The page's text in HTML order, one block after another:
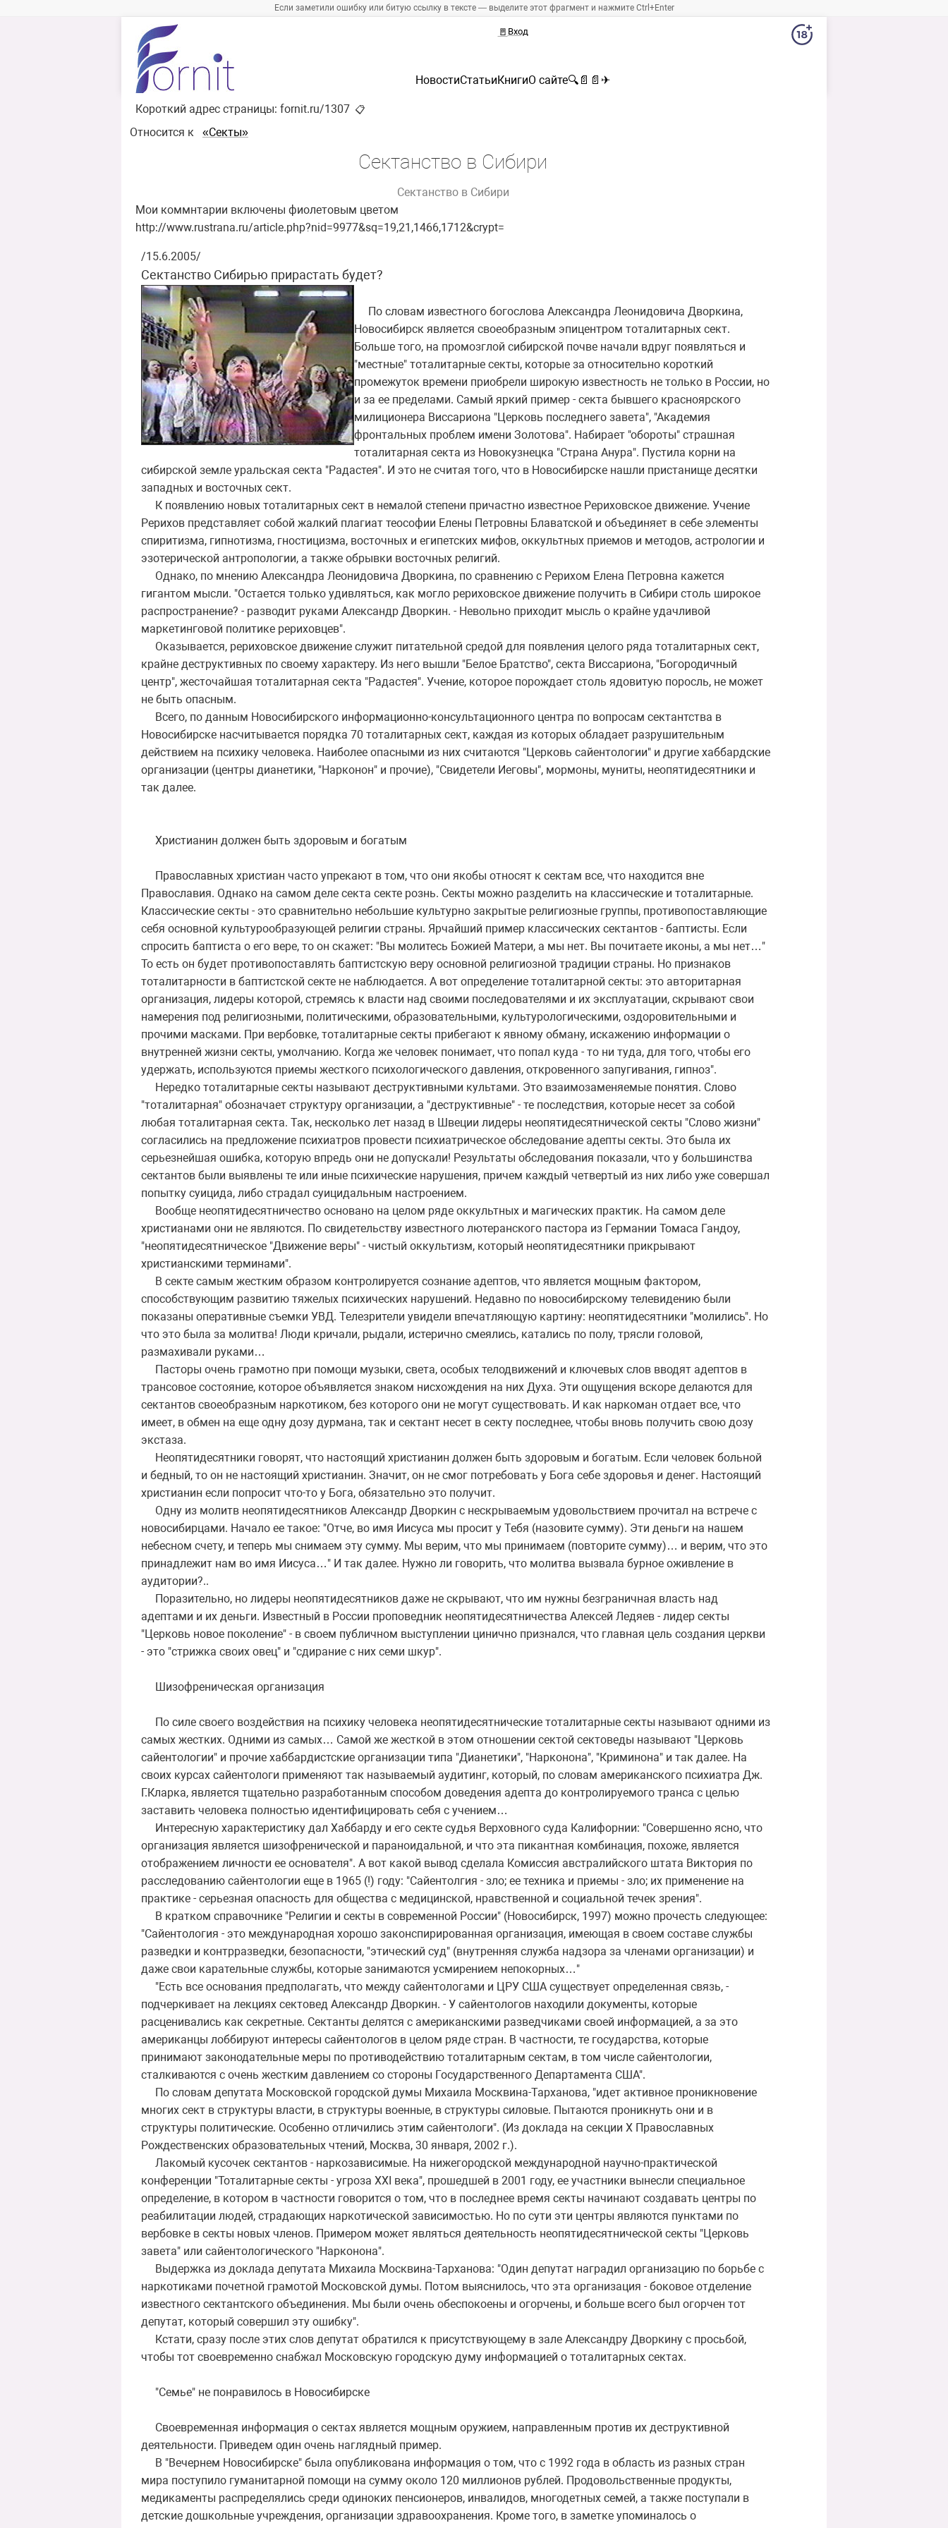
Если заметили ошибку или битую ссылку в тексте — выделите этот фрагмент и нажмите Ctrl+Enter
🚪 Вход
НовостиСтатьиКнигиО сайте🔍 📄 📄 ✈
Короткий адрес страницы: fornit.ru/1307 📋
Относится к «Секты»
Сектанство в Сибири
Сектанство в Сибири
Мои коммнтарии включены фиолетовым цветом
http://www.rustrana.ru/article.php?nid=9977&sq=19,21,1466,1712&crypt=
/15.6.2005/
Сектанство Сибирью прирастать будет?
По словам известного богослова Александра Леонидовича Дворкина,
Новосибирск является своеобразным эпицентром тоталитарных сект.
Больше того, на промозглой сибирской почве начали вдруг появляться и
"местные" тоталитарные секты, которые за относительно короткий
промежуток времени приобрели широкую известность не только в России, но
и за ее пределами. Самый яркий пример - секта бывшего красноярского
милиционера Виссариона "Церковь последнего завета", "Академия
фронтальных проблем имени Золотова". Набирает "обороты" страшная
тоталитарная секта из Новокузнецка "Страна Анура". Пустила корни на
сибирской земле уральская секта "Радастея". И это не считая того, что в Новосибирске нашли пристанище десятки
западных и восточных сект.
К появлению новых тоталитарных сект в немалой степени причастно известное Рериховское движение. Учение
Рерихов представляет собой жалкий плагиат теософии Елены Петровны Блаватской и объединяет в себе элементы
спиритизма, гипнотизма, гностицизма, восточных и египетских мифов, оккультных приемов и методов, астрологии и
эзотерической антропологии, а также обрывки восточных религий.
Однако, по мнению Александра Леонидовича Дворкина, по сравнению с Рерихом Елена Петровна кажется
гигантом мысли. "Остается только удивляться, как могло рериховское движение получить в Сибири столь широкое
распространение? - разводит руками Александр Дворкин. - Невольно приходит мысль о крайне удачливой
маркетинговой политике рериховцев".
Оказывается, рериховское движение служит питательной средой для появления целого ряда тоталитарных сект,
крайне деструктивных по своему характеру. Из него вышли "Белое Братство", секта Виссариона, "Богородичный
центр", жесточайшая тоталитарная секта "Радастея". Учение, которое порождает столь ядовитую поросль, не может
не быть опасным.
Всего, по данным Новосибирского информационно-консультационного центра по вопросам сектантства в
Новосибирске насчитывается порядка 70 тоталитарных сект, каждая из которых обладает разрушительным
действием на психику человека. Наиболее опасными из них считаются "Церковь сайентологии" и другие хаббардские
организации (центры дианетики, "Нарконон" и прочие), "Свидетели Иеговы", мормоны, муниты, неопятидесятники и
так далее.
Христианин должен быть здоровым и богатым
Православных христиан часто упрекают в том, что они якобы относят к сектам все, что находится вне
Православия. Однако на самом деле секта секте рознь. Секты можно разделить на классические и тоталитарные.
Классические секты - это сравнительно небольшие культурно закрытые религиозные группы, противопоставляющие
себя основной культурообразующей религии страны. Ярчайший пример классических сектантов - баптисты. Если
спросить баптиста о его вере, то он скажет: "Вы молитесь Божией Матери, а мы нет. Вы почитаете иконы, а мы нет…"
То есть он будет противопоставлять баптистскую веру основной религиозной традиции страны. Но признаков
тоталитарности в баптистской секте не наблюдается. А вот определение тоталитарной секты: это авторитарная
организация, лидеры которой, стремясь к власти над своими последователями и их эксплуатации, скрывают свои
намерения под религиозными, политическими, образовательными, культурологическими, оздоровительными и
прочими масками. При вербовке, тоталитарные секты прибегают к явному обману, искажению информации о
внутренней жизни секты, умолчанию. Когда же человек понимает, что попал куда - то ни туда, для того, чтобы его
удержать, используются приемы жесткого психологического давления, откровенного запугивания, гипноз".
Нередко тоталитарные секты называют деструктивными культами. Это взаимозаменяемые понятия. Слово
"тоталитарная" обозначает структуру организации, а "деструктивные" - те последствия, которые несет за собой
любая тоталитарная секта. Так, несколько лет назад в Швеции лидеры неопятидесятнической секты "Слово жизни"
согласились на предложение психиатров провести психиатрическое обследование адепты секты. Это была их
серьезнейшая ошибка, которую впредь они не допускали! Результаты обследования показали, что у большинства
сектантов были выявлены те или иные психические нарушения, причем каждый четвертый из них либо уже совершал
попытку суицида, либо страдал суицидальным настроением.
Вообще неопятидесятничество основано на целом ряде оккультных и магических практик. На самом деле
христианами они не являются. По свидетельству известного лютеранского пастора из Германии Томаса Гандоу,
"неопятидесятническое "Движение веры" - чистый оккультизм, который неопятидесятники прикрывают
христианскими терминами".
В секте самым жестким образом контролируется сознание адептов, что является мощным фактором,
способствующим развитию тяжелых психических нарушений. Недавно по новосибирскому телевидению были
показаны оперативные съемки УВД. Телезрители увидели впечатляющую картину: неопятидесятники "молились". Но
что это была за молитва! Люди кричали, рыдали, истерично смеялись, катались по полу, трясли головой,
размахивали руками…
Пасторы очень грамотно при помощи музыки, света, особых телодвижений и ключевых слов вводят адептов в
трансовое состояние, которое объявляется знаком нисхождения на них Духа. Эти ощущения вскоре делаются для
сектантов своеобразным наркотиком, без которого они не могут существовать. И как наркоман отдает все, что
имеет, в обмен на еще одну дозу дурмана, так и сектант несет в секту последнее, чтобы вновь получить свою дозу
экстаза.
Неопятидесятники говорят, что настоящий христианин должен быть здоровым и богатым. Если человек больной
и бедный, то он не настоящий христианин. Значит, он не смог потребовать у Бога себе здоровья и денег. Настоящий
христианин если попросит что-то у Бога, обязательно это получит.
Одну из молитв неопятидесятников Александр Дворкин с нескрываемым удовольствием прочитал на встрече с
новосибирцами. Начало ее такое: "Отче, во имя Иисуса мы просит у Тебя (назовите сумму). Эти деньги на нашем
небесном счету, и теперь мы снимаем эту сумму. Мы верим, что мы принимаем (повторите сумму)… и верим, что это
принадлежит нам во имя Иисуса…" И так далее. Нужно ли говорить, что молитва вызвала бурное оживление в
аудитории?..
Поразительно, но лидеры неопятидесятников даже не скрывают, что им нужны безграничная власть над
адептами и их деньги. Известный в России проповедник неопятидесятничества Алексей Ледяев - лидер секты
"Церковь новое поколение" - в своем публичном выступлении цинично признался, что главная цель создания церкви
- это "стрижка своих овец" и "сдирание с них семи шкур".
Шизофреническая организация
По силе своего воздействия на психику человека неопятидесятнические тоталитарные секты называют одними из
самых жестких. Одними из самых… Самой же жесткой в этом отношении сектой сектоведы называют "Церковь
сайентологии" и прочие хаббардистские организации типа "Дианетики", "Нарконона", "Криминона" и так далее. На
своих курсах сайентологи применяют так называемый аудитинг, который, по словам американского психиатра Дж.
Г.Кларка, является тщательно разработанным способом доведения адепта до контролируемого транса с целью
заставить человека полностью идентифицировать себя с учением…
Интересную характеристику дал Хаббарду и его секте судья Верховного суда Калифорнии: "Совершенно ясно, что
организация является шизофренической и параноидальной, и что эта пикантная комбинация, похоже, является
отображением личности ее основателя". А вот какой вывод сделала Комиссия австралийского штата Виктория по
расследованию сайентологии еще в 1965 (!) году: "Сайентолгия - зло; ее техника и приемы - зло; их применение на
практике - серьезная опасность для общества с медицинской, нравственной и социальной течек зрения".
В кратком справочнике "Религии и секты в современной России" (Новосибирск, 1997) можно прочесть следующее:
"Сайентология - это международная хорошо законспирированная организация, имеющая в своем составе службы
разведки и контрразведки, безопасности, "этический суд" (внутренняя служба надзора за членами организации) и
даже свои карательные службы, которые занимаются усмирением непокорных…"
"Есть все основания предполагать, что между сайентологами и ЦРУ США существует определенная связь, -
подчеркивает на лекциях сектовед Александр Дворкин. - У сайентологов находили документы, которые
расценивались как секретные. Сектанты делятся с американскими разведчиками своей информацией, а за это
американцы лоббируют интересы сайентологов в целом ряде стран. В частности, те государства, которые
принимают законодательные меры по противодействию тоталитарным сектам, в том числе сайентологии,
сталкиваются с очень жестким давлением со стороны Государственного Департамента США".
По словам депутата Московской городской думы Михаила Москвина-Тарханова, "идет активное проникновение
многих сект в структуры власти, в структуры военные, в структуры силовые. Пытаются проникнуть они и в
структуры политические. Особенно отличились этим сайентологи". (Из доклада на секции Х Православных
Рождественских образовательных чтений, Москва, 30 января, 2002 г.).
Лакомый кусочек сектантов - наркозависимые. На нижегородской международной научно-практической
конференции "Тоталитарные секты - угроза XXI века", прошедшей в 2001 году, ее участники вынесли специальное
определение, в котором в частности говорится о том, что в последнее время секты начинают создавать центры по
реабилитации людей, страдающих наркотической зависимостью. Но по сути эти центры являются пунктами по
вербовке в секты новых членов. Примером может являться деятельность неопятидесятнической секты "Церковь
завета" или сайентологического "Нарконона".
Выдержка из доклада депутата Михаила Москвина-Тарханова: "Один депутат наградил организацию по борьбе с
наркотиками почетной грамотой Московской думы. Потом выяснилось, что эта организация - боковое отделение
известного сектантского объединения. Мы были очень обеспокоены и огорчены, и больше всего был огорчен тот
депутат, который совершил эту ошибку".
Кстати, сразу после этих слов депутат обратился к присутствующему в зале Александру Дворкину с просьбой,
чтобы тот своевременно снабжал Московскую городскую думу информацией о тоталитарных сектах.
"Семье" не понравилось в Новосибирске
Своевременная информация о сектах является мощным оружием, направленным против их деструктивной
деятельности. Приведем один очень наглядный пример.
В "Вечернем Новосибирске" была опубликована информация о том, что с 1992 года в область из разных стран
мира поступило гуманитарной помощи на сумму около 120 миллионов рублей. Продовольственные продукты,
медикаменты распределялись среди одиноких пенсионеров, инвалидов, многодетных семей, а также поступали в
детские дошкольные учреждения, организации здравоохранения. Кроме того, в заметке упоминалось о